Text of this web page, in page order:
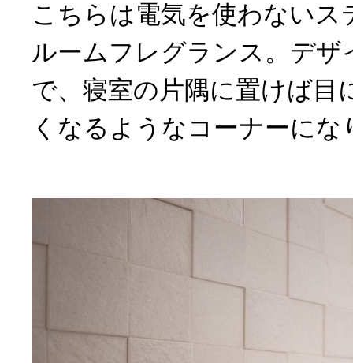
こちらは電気を使わない
ルームフレグランス。デザ
で、寝室の片隅に置けば目
くなるようなコーナーにな